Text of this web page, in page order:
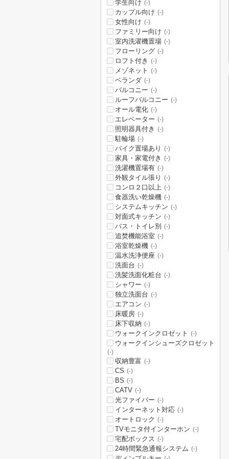
学生向け (-)
カップル向け (-)
女性向け (-)
ファミリー向け (-)
室内洗濯機置場 (-)
フローリング (-)
ロフト付き (-)
メゾネット (-)
ベランダ (-)
バルコニー (-)
ルーフバルコニー (-)
オール電化 (-)
エレベーター (-)
照明器具付き (-)
駐輪場 (-)
バイク置場あり (-)
家具・家電付き (-)
洗濯機置場有 (-)
外観タイル張り (-)
コンロ２口以上 (-)
食器洗い乾燥機 (-)
システムキッチン (-)
対面式キッチン (-)
バス・トイレ別 (-)
追焚機能浴室 (-)
浴室乾燥機 (-)
温水洗浄便座 (-)
洗面台 (-)
洗髪洗面化粧台 (-)
シャワー (-)
独立洗面台 (-)
エアコン (-)
床暖房 (-)
床下収納 (-)
ウォークインクロゼット (-)
ウォークインシューズクロゼット
(-)
収納豊富 (-)
CS (-)
BS (-)
CATV (-)
光ファイバー (-)
インターネット対応 (-)
オートロック (-)
TVモニタ付インターホン (-)
宅配ボックス (-)
24時間緊急通報システム (-)